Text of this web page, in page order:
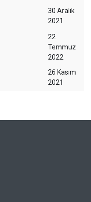
30 Aralık
2021
22
Temmuz
2022
26 Kasım
2021